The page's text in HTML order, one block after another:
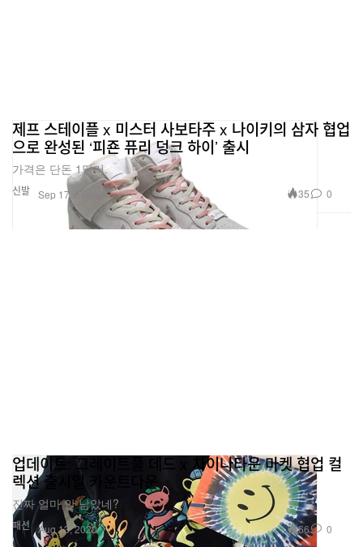
신발
제프 스테이플 x 미스터 사보타주 x 나이키의 삼자 협업
으로 완성된 ‘피죤 퓨리 덩크 하이’ 출시
가격은 단돈 1달러.
Sep 17, 2020 35 0
패션
업데이트: 그레이트풀 데드 x 차이나타운 마켓 협업 컬
렉션 출시일 카운트다운
진짜 얼마 안 남았네?
Aug 13, 2020 66 0